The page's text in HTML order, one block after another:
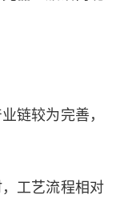
链较为完善，
工艺流程相对